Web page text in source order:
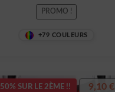
Note5.00sur
5
PROMO !
+79 COULEURS
50% SUR LE 2ÈME !! 9,10€